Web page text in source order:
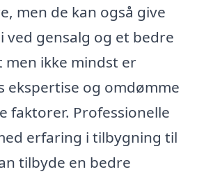
men de kan også give
gensalg og et bedre
men ikke mindst er
og omdømme
faktorer. Professionelle
erfaring i tilbygning til
tilbyde en bedre